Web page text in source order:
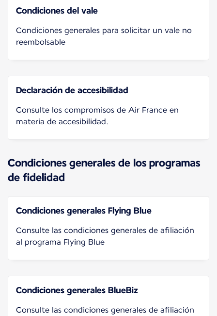
Condiciones del vale
Condiciones generales para solicitar un vale no
reembolsable
Declaración de accesibilidad
Consulte los compromisos de Air France en
materia de accesibilidad.
Condiciones generales de los programas
de fidelidad
Condiciones generales Flying Blue
Consulte las condiciones generales de afiliación
al programa Flying Blue
Condiciones generales BlueBiz
Consulte las condiciones generales de afiliación